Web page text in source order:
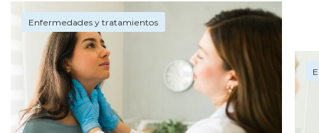
Enfermedades y tratamientos